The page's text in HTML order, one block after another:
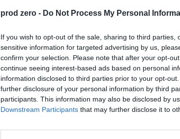
prod zero - Do Not Process My Personal
If you wish to opt-out of the sale, sharing to third parties,
sensitive information for targeted advertising by us,
confirm your selection. Please note that after your opt-
continue seeing interest-based ads based on personal
information disclosed to third parties prior to your opt-
further disclosure of your personal information by third
participants. This information may also be disclosed by
Downstream Participants that may further disclose it to